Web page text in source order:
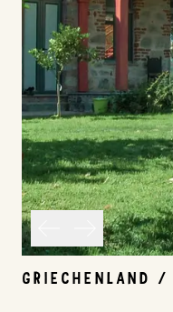
GRIECHENLAND /